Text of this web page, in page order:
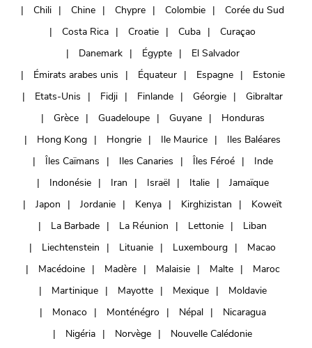
Chili
Chine Chypre Colombie
Corée du Sud
Costa Rica
Croatie Cuba
Curaçao
Danemark
Égypte
El Salvador
Émirats arabes unis
Équateur Espagne
Estonie
Etats-Unis
Fidji Finlande Géorgie
Gibraltar
Grèce
Guadeloupe Guyane
Honduras
Hong Kong
Hongrie Ile Maurice
Iles Baléares
Îles Caïmans
Iles Canaries Îles Féroé
Inde
Indonésie
Iran Israël Italie
Jamaïque
Japon
Jordanie Kenya Kirghizistan
Koweït
La Barbade
La Réunion Lettonie
Liban
Liechtenstein
Lituanie Luxembourg
Macao
Macédoine
Madère Malaisie Malte
Maroc
Martinique
Mayotte Mexique
Moldavie
Monaco
Monténégro Népal
Nicaragua
Nigéria
Norvège
Nouvelle Calédonie